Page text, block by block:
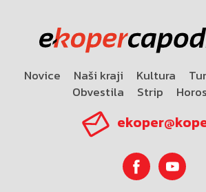
Novice Naši kraji Kultura
Obvestila
Strip